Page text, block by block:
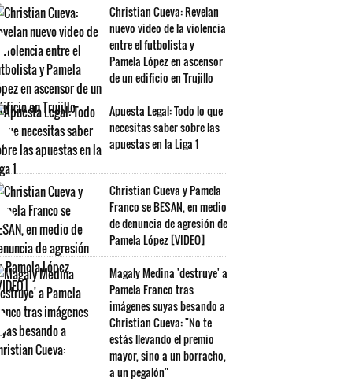
Christian Cueva: Revelan
nuevo video de la violencia
entre el futbolista y
Pamela López en ascensor
de un edificio en Trujillo
Apuesta Legal: Todo lo que
necesitas saber sobre las
apuestas en la Liga 1
Christian Cueva y Pamela
Franco se BESAN, en medio
de denuncia de agresión de
Pamela López [VIDEO]
Magaly Medina 'destruye' a
Pamela Franco tras
imágenes suyas besando a
Christian Cueva: "No te
estás llevando el premio
mayor, sino a un borracho,
a un pegalón"